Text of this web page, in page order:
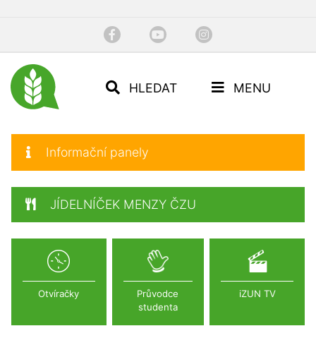
HLEDAT MENU
Informační panely
JÍDELNÍČEK MENZY ČZU
Otvíračky
Průvodce
studenta
iZUN TV